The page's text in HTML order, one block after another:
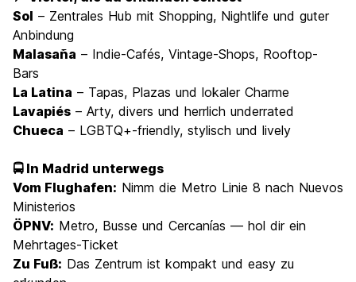
Sol – Zentrales Hub mit Shopping, Nightlife und guter
Anbindung
Malasaña – Indie-Cafés, Vintage-Shops, Rooftop-
Bars
La Latina – Tapas, Plazas und lokaler Charme
Lavapiés – Arty, divers und herrlich underrated
Chueca – LGBTQ+-friendly, stylisch und lively
🚍 In Madrid unterwegs
Vom Flughafen: Nimm die Metro Linie 8 nach Nuevos
Ministerios
ÖPNV: Metro, Busse und Cercanías — hol dir ein
Mehrtages-Ticket
Zu Fuß: Das Zentrum ist kompakt und easy zu